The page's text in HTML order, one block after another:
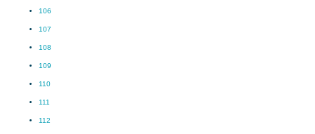
106
107
108
109
110
111
112